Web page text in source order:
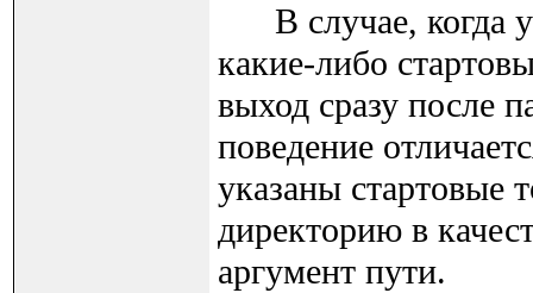
В случае, когда
какие-либо
выход сразу после
поведение
указаны стартовые
директорию в
аргумент пути.